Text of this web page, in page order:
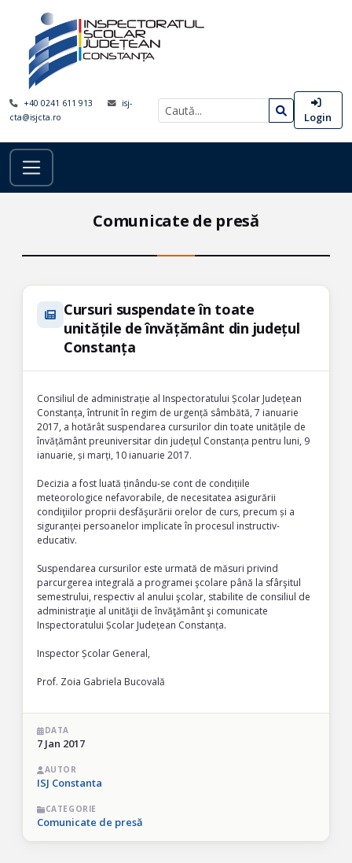
+40 0241 611 913
isj-
cta@isjcta.ro
Login
Comunicate de presă
Cursuri suspendate în toate
unitățile de învățământ din județul
Constanța
Consiliul de administrație al Inspectoratului Școlar Județean
Constanța, întrunit în regim de urgență sâmbătă, 7 ianuarie
2017, a hotărât suspendarea cursurilor din toate unitățile de
învățământ preuniversitar din județul Constanța pentru luni, 9
ianuarie, și marți, 10 ianuarie 2017.
Decizia a fost luată ținându-se cont de condițiile
meteorologice nefavorabile, de necesitatea asigurării
condiţiilor proprii desfăşurării orelor de curs, precum și a
siguranței persoanelor implicate în procesul instructiv-
educativ.
Suspendarea cursurilor este urmată de măsuri privind
parcurgerea integrală a programei şcolare până la sfârşitul
semestrului, respectiv al anului şcolar, stabilite de consiliul de
administraţie al unităţii de învăţământ şi comunicate
Inspectoratului Școlar Județean Constanța.
Inspector Școlar General,
Prof. Zoia Gabriela Bucovală
DATA
7 Jan 2017
AUTOR
ISJ Constanta
CATEGORIE
Comunicate de presă